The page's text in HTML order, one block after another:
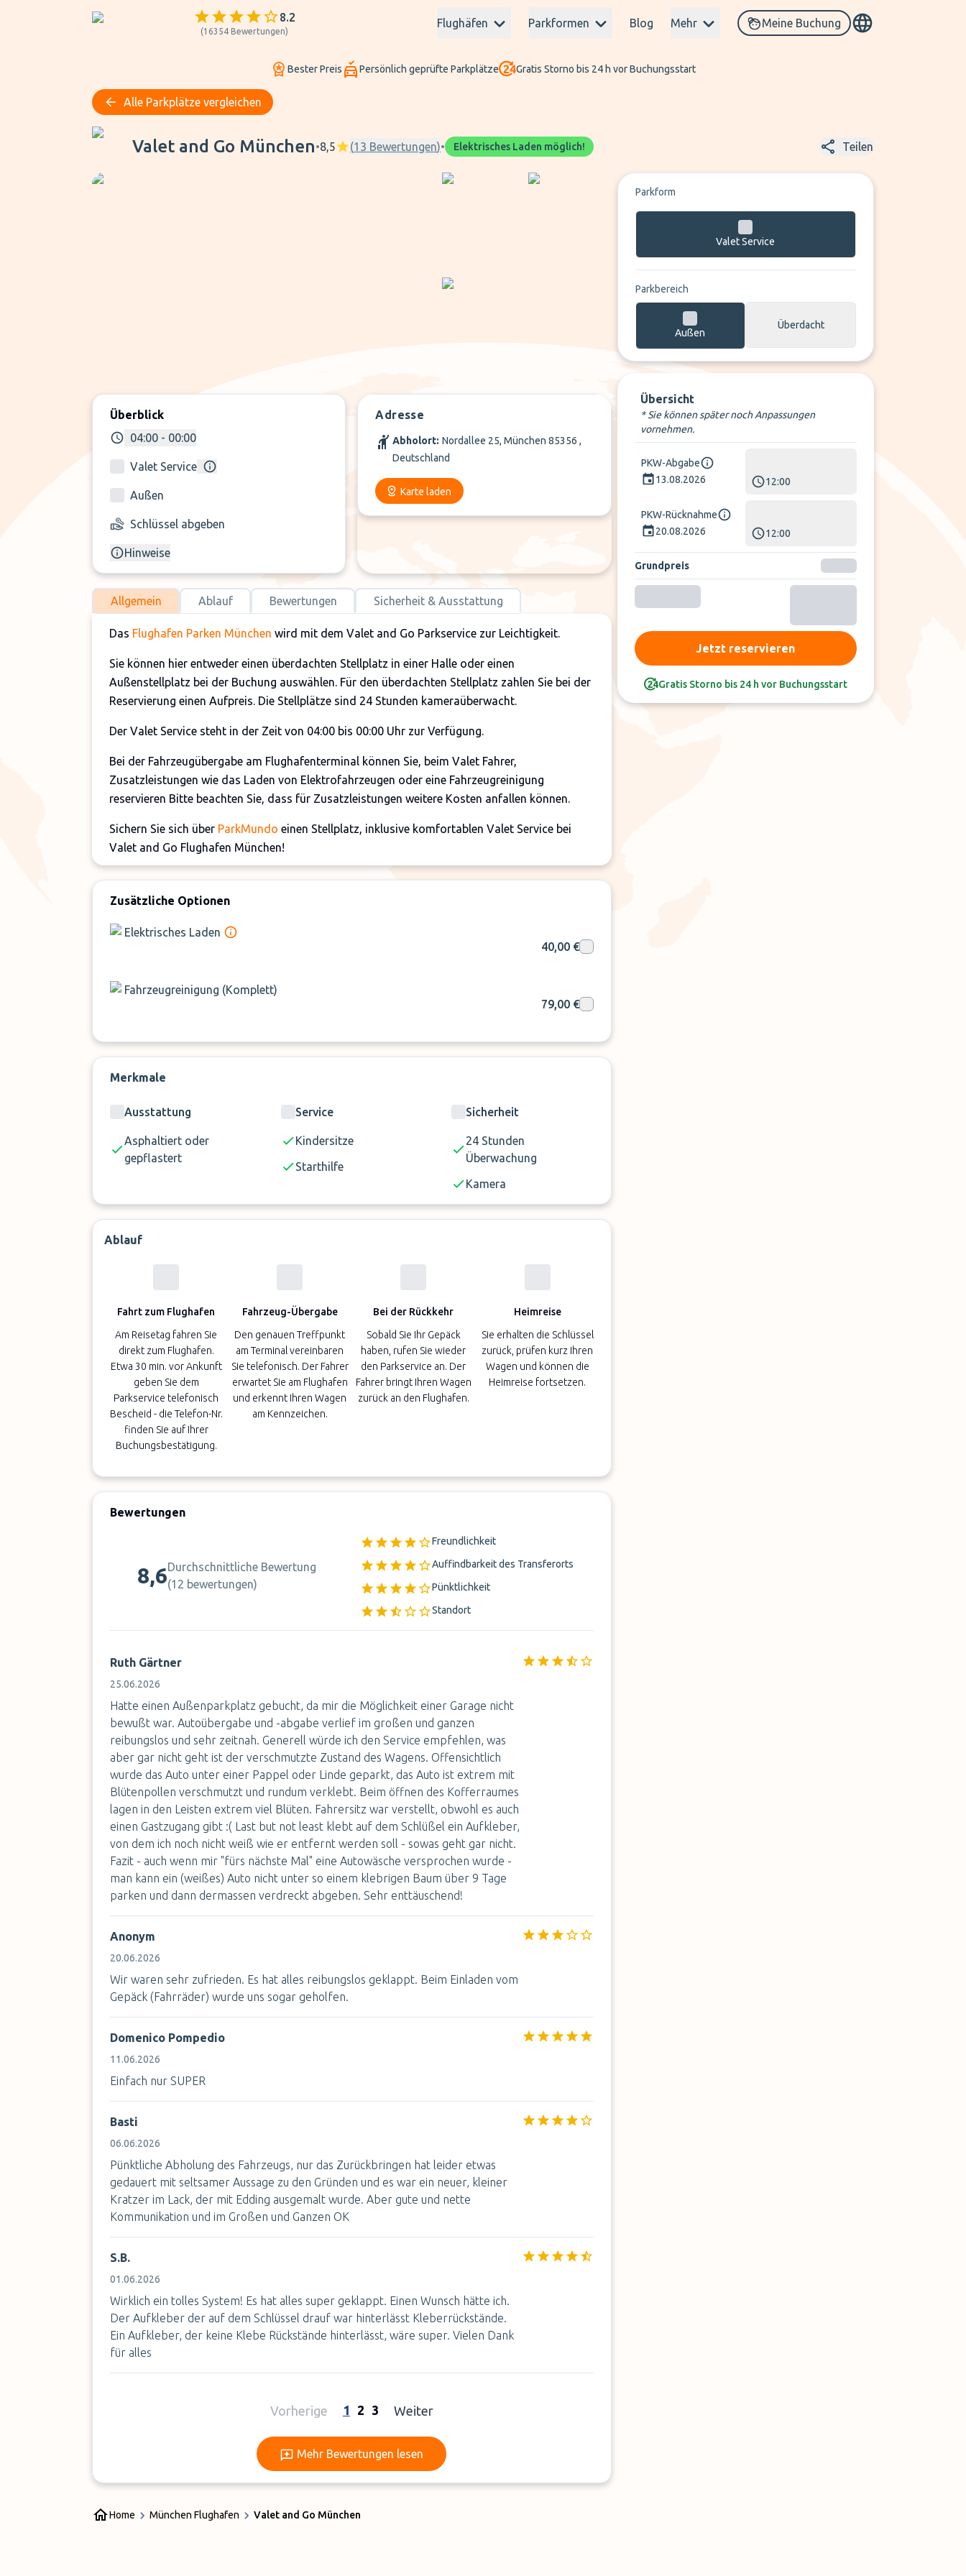
8.2
(16354 Bewertungen)
Flughäfen Parkformen Blog Mehr Meine Buchung
Bester Preis Persönlich geprüfte Parkplätze Gratis Storno bis 24 h vor Buchungsstart
Alle Parkplätze vergleichen
Valet and Go München
Valet and Go München•8,5 (13 Bewertungen)• Elektrisches Laden möglich! Teilen
Überblick
04:00 - 00:00
Valet Service
Außen
Schlüssel abgeben
Hinweise
Adresse
Abholort: Nordallee 25, München 85356 ,
Deutschland
Karte laden
Allgemein Ablauf Bewertungen Sicherheit & Ausstattung
Das Flughafen Parken München wird mit dem Valet and Go Parkservice zur Leichtigkeit.
Sie können hier entweder einen überdachten Stellplatz in einer Halle oder einen
Außenstellplatz bei der Buchung auswählen. Für den überdachten Stellplatz zahlen Sie bei der
Reservierung einen Aufpreis. Die Stellplätze sind 24 Stunden kameraüberwacht.
Der Valet Service steht in der Zeit von 04:00 bis 00:00 Uhr zur Verfügung.
Bei der Fahrzeugübergabe am Flughafenterminal können Sie, beim Valet Fahrer,
Zusatzleistungen wie das Laden von Elektrofahrzeugen oder eine Fahrzeugreinigung
reservieren Bitte beachten Sie, dass für Zusatzleistungen weitere Kosten anfallen können.
Sichern Sie sich über ParkMundo einen Stellplatz, inklusive komfortablen Valet Service bei
Valet and Go Flughafen München!
Hinweis:Parkplatzadresse - Adolf Kolping Straße 6-8, 85356 Freising
Zusätzliche Optionen
Elektrisches Laden
40,00 €
Fahrzeugreinigung (Komplett)
79,00 €
Merkmale
Ausstattung
Asphaltiert oder
gepflastert
Service
Kindersitze
Starthilfe
Sicherheit
24 Stunden
Überwachung
Kamera
Ablauf
Fahrt zum Flughafen
Am Reisetag fahren Sie
direkt zum Flughafen.
Etwa 30 min. vor Ankunft
geben Sie dem
Parkservice telefonisch
Bescheid - die Telefon-Nr.
finden Sie auf Ihrer
Buchungsbestätigung.
Fahrzeug-Übergabe
Den genauen Treffpunkt
am Terminal vereinbaren
Sie telefonisch. Der Fahrer
erwartet Sie am Flughafen
und erkennt Ihren Wagen
am Kennzeichen.
Bei der Rückkehr
Sobald Sie Ihr Gepäck
haben, rufen Sie wieder
den Parkservice an. Der
Fahrer bringt Ihren Wagen
zurück an den Flughafen.
Heimreise
Sie erhalten die Schlüssel
zurück, prüfen kurz Ihren
Wagen und können die
Heimreise fortsetzen.
Bewertungen
8,6Durchschnittliche Bewertung
(12 bewertungen)
Freundlichkeit
Auffindbarkeit des Transferorts
Pünktlichkeit
Standort
Ruth Gärtner
25.06.2026
Hatte einen Außenparkplatz gebucht, da mir die Möglichkeit einer Garage nicht
bewußt war. Autoübergabe und -abgabe verlief im großen und ganzen
reibungslos und sehr zeitnah. Generell würde ich den Service empfehlen, was
aber gar nicht geht ist der verschmutzte Zustand des Wagens. Offensichtlich
wurde das Auto unter einer Pappel oder Linde geparkt, das Auto ist extrem mit
Blütenpollen verschmutzt und rundum verklebt. Beim öffnen des Kofferraumes
lagen in den Leisten extrem viel Blüten. Fahrersitz war verstellt, obwohl es auch
einen Gastzugang gibt :( Last but not least klebt auf dem Schlüßel ein Aufkleber,
von dem ich noch nicht weiß wie er entfernt werden soll - sowas geht gar nicht.
Fazit - auch wenn mir "fürs nächste Mal" eine Autowäsche versprochen wurde -
man kann ein (weißes) Auto nicht unter so einem klebrigen Baum über 9 Tage
parken und dann dermassen verdreckt abgeben. Sehr enttäuschend!
Anonym
20.06.2026
Wir waren sehr zufrieden. Es hat alles reibungslos geklappt. Beim Einladen vom
Gepäck (Fahrräder) wurde uns sogar geholfen.
Domenico Pompedio
11.06.2026
Einfach nur SUPER
Basti
06.06.2026
Pünktliche Abholung des Fahrzeugs, nur das Zurückbringen hat leider etwas
gedauert mit seltsamer Aussage zu den Gründen und es war ein neuer, kleiner
Kratzer im Lack, der mit Edding ausgemalt wurde. Aber gute und nette
Kommunikation und im Großen und Ganzen OK
S.B.
01.06.2026
Wirklich ein tolles System! Es hat alles super geklappt. Einen Wunsch hätte ich.
Der Aufkleber der auf dem Schlüssel drauf war hinterlässt Kleberrückstände.
Ein Aufkleber, der keine Klebe Rückstände hinterlässt, wäre super. Vielen Dank
für alles
Vorherige 1 2 3 Weiter
Mehr Bewertungen lesen
Mehr Bewertungen lesen
Parkform
Valet Service
Parkbereich
Außen
Überdacht
Übersicht
* Sie können später noch Anpassungen
vornehmen.
PKW-Abgabe
13.08.2026
12:00
PKW-Rücknahme
20.08.2026
12:00
Grundpreis
Jetzt reservieren
Gratis Storno bis 24 h vor Buchungsstart
Home München Flughafen Valet and Go München